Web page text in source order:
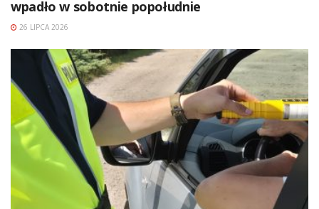
wpadło w sobotnie popołudnie
26 LIPCA 2026